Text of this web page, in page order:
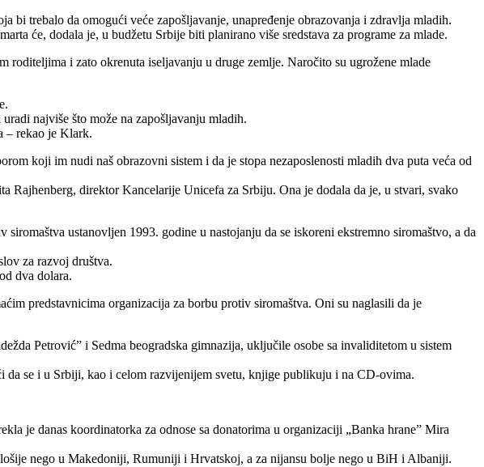
bi trebalo da omogući veće zapošljavanje, unapređenje obrazovanja i zdravlja mladih.
će, dodala je, u budžetu Srbije biti planirano više sredstava za programe za mlade.
roditeljima i zato okrenuta iseljavanju u druge zemlje. Naročito su ugrožene mlade
najviše što može na zapošljavanju mladih.
– rekao je Klark.
koji im nudi naš obrazovni sistem i da je stopa nezaposlenosti mladih dva puta veća od
direktor Kancelarije Unicefa za Srbiju. Ona je dodala da je, u stvari, svako
ustanovljen 1993. godine u nastojanju da se iskoreni ekstremno siromaštvo, a da
za razvoj društva.
dva dolara.
predstavnicima organizacija za borbu protiv siromaštva. Oni su naglasili da je
Petrović” i Sedma beogradska gimnazija, uključile osobe sa invaliditetom u sistem
da se i u Srbiji, kao i celom razvijenijem svetu, knjige publikuju i na CD-ovima.
je danas koordinatorka za odnose sa donatorima u organizaciji „Banka hrane” Mira
nego u Makedoniji, Rumuniji i Hrvatskoj, a za nijansu bolje nego u BiH i Albaniji.